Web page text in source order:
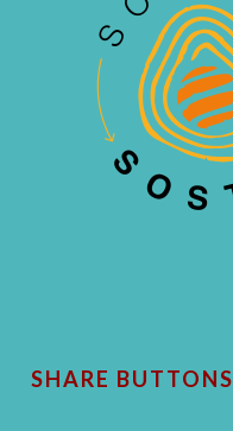
SHARE BUTTONS